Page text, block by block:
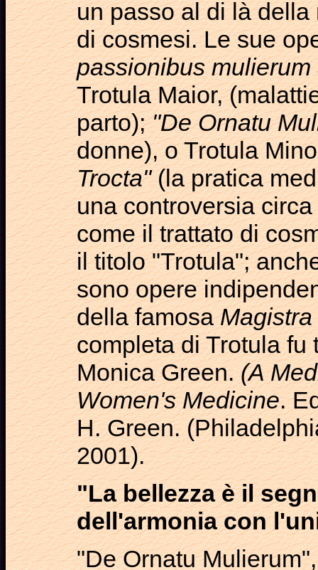
un passo al di là
di cosmesi. Le sue
passionibus
Trotula Maior,
parto);"De Ornatu
donne), o Trotula
Trocta"(la pratica
una controversia
come il trattato di
il titolo "Trotula";
sono opere
della famosa
completa di Trotula
Monica Green.(A
Women's Medicine.
H. Green.
2001).
"La bellezza è il
dell'armonia con
"De Ornatu